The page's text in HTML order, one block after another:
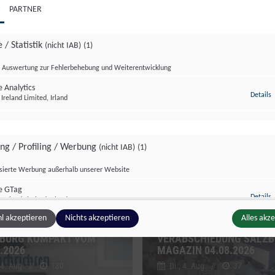
KOMPAKT VOM
Aug. //
VERABSCHIEDUNG
MAGAZIN 04.08.2026
Di., 4. Aug. //
PARTNER
/ Statistik (nicht IAB) (1)
Auswertung zur Fehlerbehebung und Weiterentwicklung
Analytics
Ireland Limited, Irland Details
/ Profiling / Werbung (nicht IAB) (1)
Werbung außerhalb unserer Website
GTag
Ireland Limited, Irland Details
Inhalte
zusätzlicher Informationen
akzeptieren Nichts akzeptieren Alles